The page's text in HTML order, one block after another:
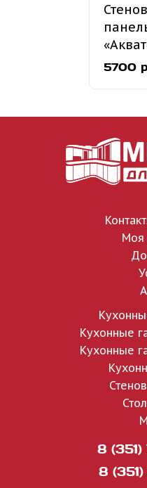
01
5700
Моя
Кухонные
Кухонные
8
8